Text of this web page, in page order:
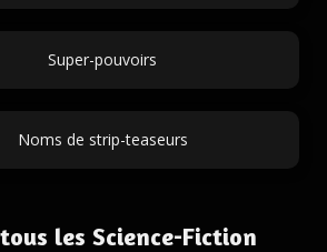
Super-pouvoirs
Noms de strip-teaseurs
les Science-Fiction